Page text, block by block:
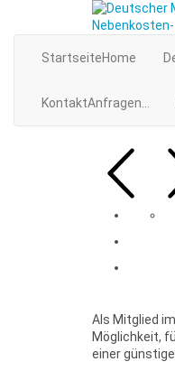
StartseiteHome
KontaktAnfragen...
Als Mitglied
Möglichkeit,
einer